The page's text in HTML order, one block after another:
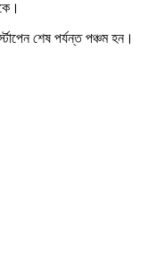
শেষ পর্যন্ত পঞ্চম হন।